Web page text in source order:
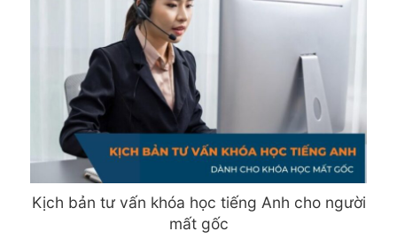
Kịch bản tư vấn khóa học tiếng Anh cho người
mất gốc